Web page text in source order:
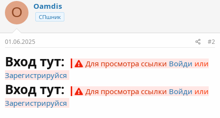
O Oamdis
СПшник
01.06.2025 #2
Вход тут: Для просмотра ссылки Войди или
Зарегистрируйся
Вход тут: Для просмотра ссылки Войди или
Зарегистрируйся